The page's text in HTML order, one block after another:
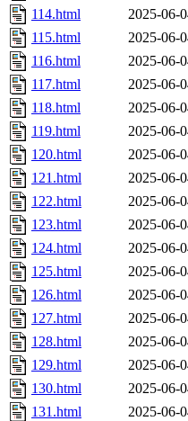
114.html
2025-06-
115.html
2025-06-
116.html
2025-06-
117.html
2025-06-
118.html
2025-06-
119.html
2025-06-
120.html
2025-06-
121.html
2025-06-
122.html
2025-06-
123.html
2025-06-
124.html
2025-06-
125.html
2025-06-
126.html
2025-06-
127.html
2025-06-
128.html
2025-06-
129.html
2025-06-
130.html
2025-06-
131.html
2025-06-